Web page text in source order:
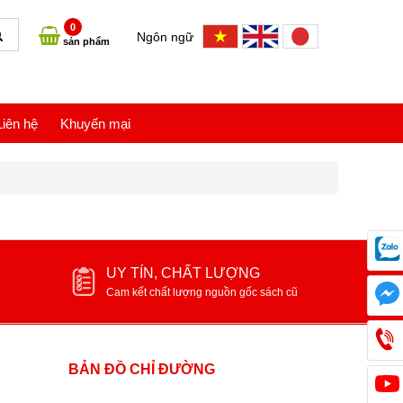
0
sản phẩm
Ngôn ngữ
hệ Khuyến mại
UY TÍN, CHẤT LƯỢNG
Cam kết chất lượng nguồn gốc sách cũ
BẢN ĐỒ CHỈ ĐƯỜNG